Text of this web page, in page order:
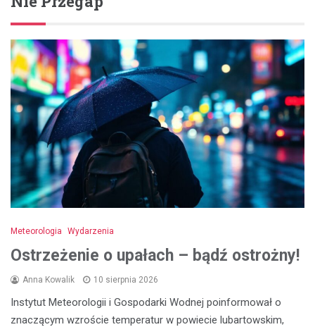
Meteorologia Wydarzenia
Ostrzeżenie o upałach – bądź ostrożny!
Anna Kowalik 10 sierpnia 2026
Instytut Meteorologii i Gospodarki Wodnej poinformował o
znaczącym wzroście temperatur w powiecie lubartowskim,